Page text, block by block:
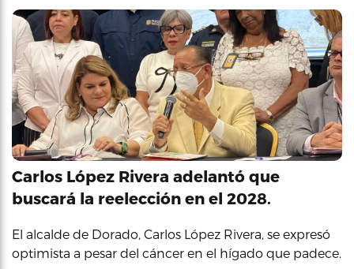
Carlos López Rivera adelantó que
buscará la reelección en el 2028.
El alcalde de Dorado, Carlos López Rivera, se expresó
optimista a pesar del cáncer en el hígado que padece.